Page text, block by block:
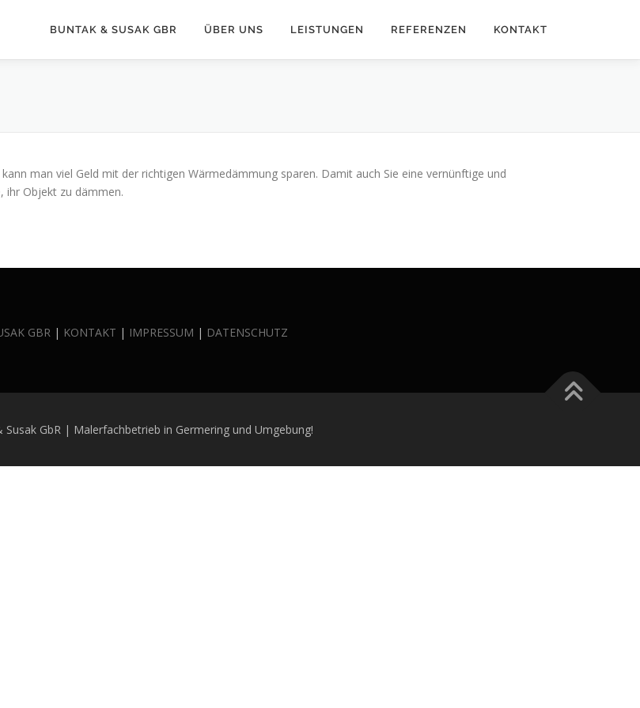
BUNTAK & SUSAK GBR ÜBER UNS LEISTUNGEN REFERENZEN KONTAKT
man viel Geld mit der richtigen Wärmedämmung sparen. Damit auch Sie eine vernünftige und
ihr Objekt zu dämmen.
GBR | KONTAKT | IMPRESSUM | DATENSCHUTZ
GbR | Malerfachbetrieb in Germering und Umgebung!